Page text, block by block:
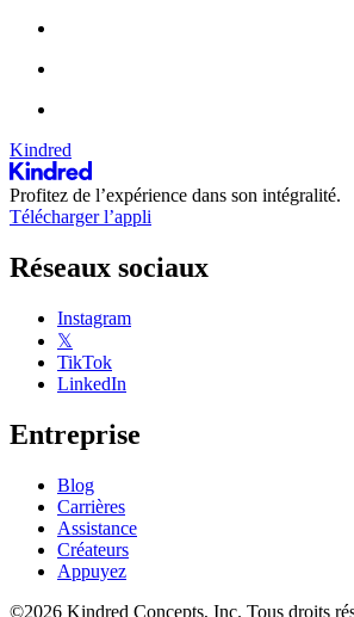
Kindred
Profitez de l’expérience dans son intégralité.
Télécharger l’appli
Réseaux sociaux
Instagram
𝕏
TikTok
LinkedIn
Entreprise
Blog
Carrières
Assistance
Créateurs
Appuyez
©2026 Kindred Concepts, Inc. Tous droits